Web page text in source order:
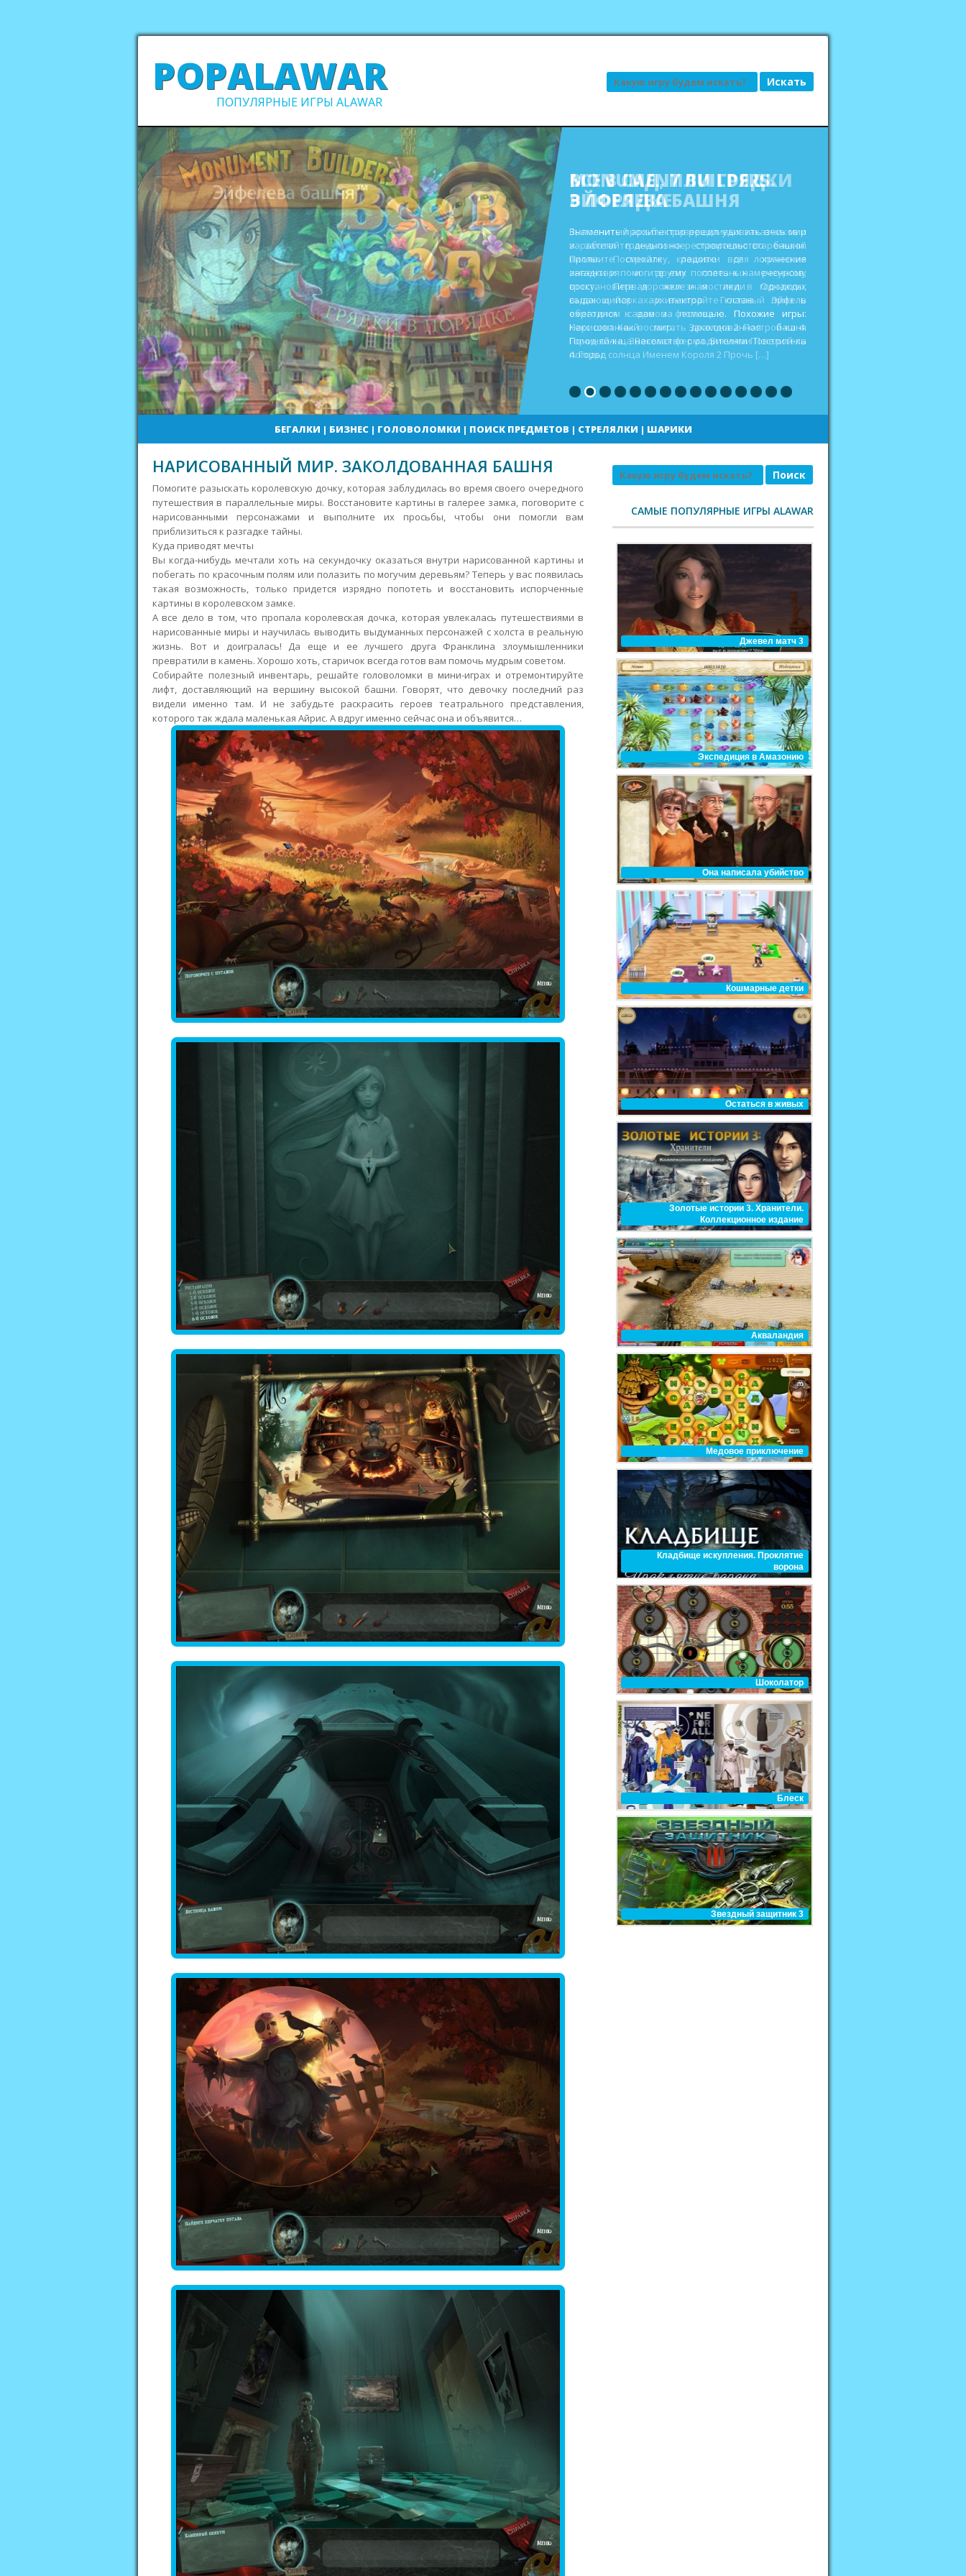
POPALAWAR
ПОПУЛЯРНЫЕ ИГРЫ ALAWAR
Поиск
ВСЕ В САД, ИЛИ ГРЯДКИ
В ПОРЯДКЕ
Выполните просьбы привередливых заказчиков и
заработайте деньги на реставрацию старенькой
виллы. Постройте кладовки для хранения
инвентаря и других полезных ресурсов,
восстановите дорожки и мостики в городских
садах и парках и выиграйте главный приз в
ежегодном садовом фестивале. Похожие игры:
Кекс шоп Как воспитать дракона 2 Построй-ка 4.
Город солнца Веселая ферма. Викинги Повелитель
погоды
БЕГАЛКИ | БИЗНЕС| ГОЛОВОЛОМКИ | ПОИСК ПРЕДМЕТОВ | СТРЕЛЯЛКИ | ШАРИКИ
НАРИСОВАННЫЙ МИР. ЗАКОЛДОВАННАЯ БАШНЯ
Помогите разыскать королевскую дочку, которая заблудилась во время своего очередного
путешествия в параллельные миры. Восстановите картины в галерее замка, поговорите с
нарисованными персонажами и выполните их просьбы, чтобы они помогли вам
приблизиться к разгадке тайны.
Куда приводят мечты
Вы когда-нибудь мечтали хоть на секундочку оказаться внутри нарисованной картины и
побегать по красочным полям или полазить по могучим деревьям? Теперь у вас появилась
такая возможность, только придется изрядно попотеть и восстановить испорченные
картины в королевском замке.
А все дело в том, что пропала королевская дочка, которая увлекалась путешествиями в
нарисованные миры и научилась выводить выдуманных персонажей с холста в реальную
жизнь. Вот и доигралась! Да еще и ее лучшего друга Франклина злоумышленники
превратили в камень. Хорошо хоть, старичок всегда готов вам помочь мудрым советом.
Собирайте полезный инвентарь, решайте головоломки в мини-играх и отремонтируйте
лифт, доставляющий на вершину высокой башни. Говорят, что девочку последний раз
видели именно там. И не забудьте раскрасить героев театрального представления,
которого так ждала маленькая Айрис. А вдруг именно сейчас она и объявится…
Поиск
САМЫЕ ПОПУЛЯРНЫЕ ИГРЫ ALAWAR
Джевел матч 3
Экспедиция в Амазонию
Она написала убийство
Кошмарные детки
Остаться в живых
Золотые истории 3. Хранители.
Коллекционное издание
Акваландия
Медовое приключение
Кладбище искупления. Проклятие
ворона
Шоколатор
Блеск
Звездный защитник 3